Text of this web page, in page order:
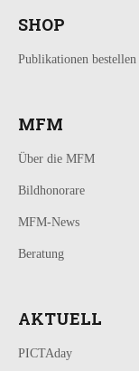
SHOP
Publikationen bestellen
MFM
Über die MFM
Bildhonorare
MFM-News
Beratung
AKTUELL
PICTAday